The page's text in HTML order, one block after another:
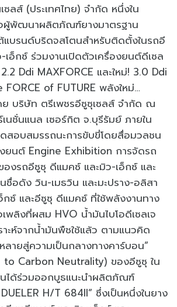
ลส์ (ประเทศไทย) จำกัด หนึ่งใน
ผู้พัฒนาผลิตภัณฑ์ยางมาตรฐาน
แบรนด์บริดจสโตนสำหรับติดตั้งในรถอี
อ็กซ์ ร่วมงานเปิดตัวเครื่องยนต์ดีเซล
Ddi MAXFORCE และใหม่! 3.0 Ddi
FORCE of FUTURE พลังใหม่…
ย บริษัท ตรีเพชรอีซูซุเซลส์ จำกัด ณ
นชั่นแนล เซอร์กิต จ.บุรีรัมย์ ภายใน
สอบสมรรถนะการขับขี่โดยสื่อมวลชน
ยนต์ Engine Exhibition การจัดรถ
องรถอีซูซุ ดีแมคซ์ และมิว-เอ็กซ์ และ
ชื่อดัง วิน-เมธวิน และมะปราง-อลิสา
กซ์ และอีซูซุ ดีแมคซ์ ที่ใช้พลังงานทาง
พลิงที่ผสม HVO น้ำมันไบโอดีเซลเจ
าะห์จากน้ำมันพืชใช้แล้ว ตามแนวคิด
ลายสู่ความเป็นกลางทางคาร์บอน”
to Carbon Neutrality) ของอีซูซุ ใน
ได้ร่วมออกบูธแนะนำผลิตภัณฑ์
DUELER H/T 684II” ซึ่งเป็นหนึ่งในยาง